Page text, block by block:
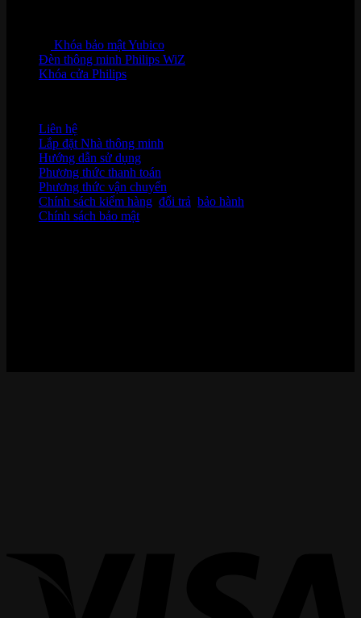
Khóa bảo mật Yubico
Đèn thông minh Philips WiZ
Khóa cửa Philips
Liên hệ
Lắp đặt Nhà thông minh
Hướng dẫn sử dụng
Phương thức thanh toán
Phương thức vận chuyển
Chính sách kiểm hàng đổi trả bảo hành
Chính sách bảo mật